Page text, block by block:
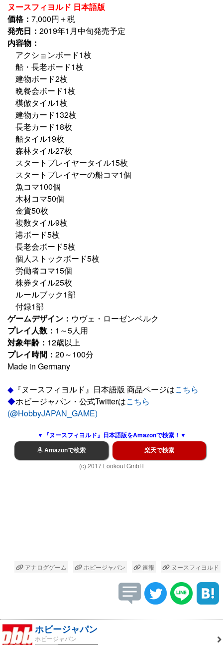
ヌースフィヨルド 日本語版
価格： 7,000円＋税
発売日： 2019年1月中旬発売予定
内容物：
アクションボード1枚
船・長老ボード1枚
建物ボード2枚
晩餐会ボード1枚
模倣タイル1枚
建物カード132枚
長老カード18枚
船タイル19枚
森林タイル27枚
スタートプレイヤータイル15枚
スタートプレイヤーの船コマ1個
魚コマ100個
木材コマ50個
金貨50枚
複数タイル9枚
港ボード5枚
長老会ボード5枚
個人ストックボード5枚
労働者コマ15個
株券タイル25枚
ルールブック1部
付録1部
ゲームデザイン： ウヴェ・ローゼンベルク
プレイ人数： 1～5人用
対象年齢： 12歳以上
プレイ時間： 20～100分
Made in Germany
◆ 『ヌースフィヨルド』日本語版 商品ページはこちら
◆ホビージャパン・公式Twitterはこちら
(@HobbyJAPAN_GAME)
▼『ヌースフィヨルド』日本語版をAmazonで検索！▼
Amazonで検索 楽天で検索
(c) 2017 Lookout GmbH
アナログゲーム ホビージャパン 速報 ヌースフィヨルド
ホビージャパン
ホビージャパン